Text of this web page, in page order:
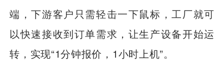
端，下游客户只需轻击一下鼠标，工厂就可
以快速接收到订单需求，让生产设备开始运
转，实现“1分钟报价，1小时上机”。